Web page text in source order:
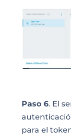
Paso 6. El
para el